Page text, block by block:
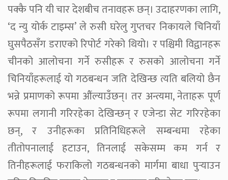
पक्कै पनि यी चार देशबीच तनावहरू छन्। उदाहरणका लागि,
‘द न्यु योर्क टाइम्स’ ले रुसी घरेलु गुप्तचर निकायले चिनियाँ
घुसपैठसँग डराएको रिपोर्ट गरेको थियो। र पश्चिमी विद्वानहरू
चीनको आलोचना गर्ने रुसीहरू र रुसको आलोचना गर्ने
चिनियाँहरूलाई यो गठबन्धन जति देखिन्छ त्यति बलियो छैन
भन्ने प्रमाणको रूपमा औंल्याउँछन्। तर अन्त्यमा, नेताहरू पूर्ण
रूपमा लगानी गरिरहेका देखिन्छन् र एजेन्डा सेट गरिरहेका
छन्, र उनीहरूका प्रतिनिधिहरूले सम्बन्धमा रहेका
तीतोपनालाई हटाउन, तिनलाई सकेसम्म कम गर्न र
तिनीहरूलाई फराकिलो गठबन्धनको मार्गमा बाधा पुर्‍याउन